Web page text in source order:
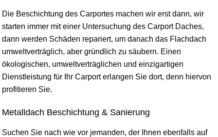
Die Beschichtung des Carportes machen wir erst dann, wir
starten immer mit einer Untersuchung des Carport Daches,
dann werden Schäden repariert, um danach das Flachdach
umweltverträglich, aber gründlich zu säubern. Einen
ökologischen, umweltverträglichen und einzigartigen
Dienstleistung für Ihr Carport erlangen Sie dort, denn hiervon
profitieren Sie.
Metalldach Beschichtung & Sanierung
Suchen Sie nach wie vor jemanden, der Ihnen ebenfalls auf